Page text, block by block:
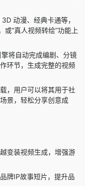
动漫、经典卡通等，
或“真人视频转绘”功能上
将自动完成编剧、分镜
环节，生成完整的视频
，用户可以将其用于社
景，轻松分享创意成
变装视频生成，增强游
牌IP故事短片，提升品